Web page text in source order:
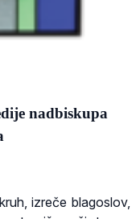
nadbiskupa
izreče blagoslov,